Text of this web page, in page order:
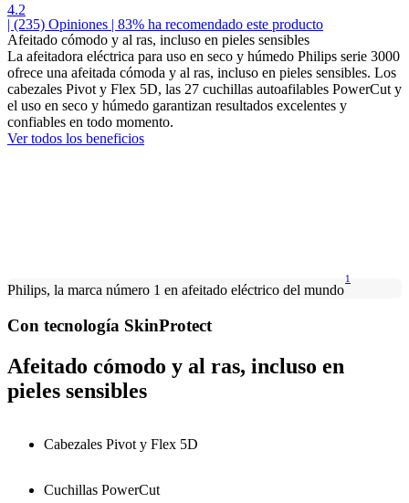
4.2
| (235) Opiniones | 83% ha recomendado este producto
Afeitado cómodo y al ras, incluso en pieles sensibles
La afeitadora eléctrica para uso en seco y húmedo Philips serie 3000
ofrece una afeitada cómoda y al ras, incluso en pieles sensibles. Los
cabezales Pivot y Flex 5D, las 27 cuchillas autoafilables PowerCut y
el uso en seco y húmedo garantizan resultados excelentes y
confiables en todo momento.
Ver todos los beneficios
Philips, la marca número 1 en afeitado eléctrico del mundo
1
Con tecnología SkinProtect
Afeitado cómodo y al ras, incluso en
pieles sensibles
Cabezales Pivot y Flex 5D
Cuchillas PowerCut